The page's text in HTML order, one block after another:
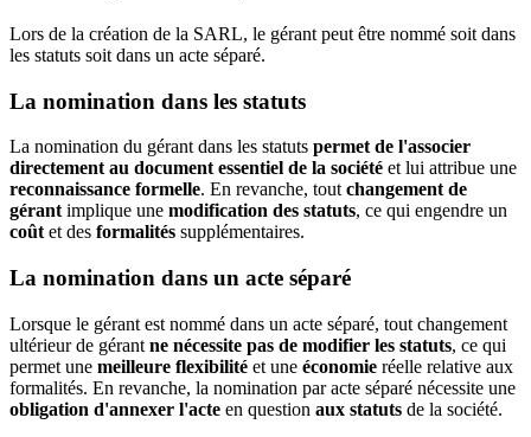
Lors de la création de la SARL, le gérant peut être nommé soit dans
les statuts soit dans un acte séparé.
La nomination dans les statuts
La nomination du gérant dans les statuts permet de l'associer
directement au document essentiel de la société et lui attribue une
reconnaissance formelle. En revanche, tout changement de
gérant implique une modification des statuts, ce qui engendre un
coût et des formalités supplémentaires.
La nomination dans un acte séparé
Lorsque le gérant est nommé dans un acte séparé, tout changement
ultérieur de gérant ne nécessite pas de modifier les statuts, ce qui
permet une meilleure flexibilité et une économie réelle relative aux
formalités. En revanche, la nomination par acte séparé nécessite une
obligation d'annexer l'acte en question aux statuts de la société.